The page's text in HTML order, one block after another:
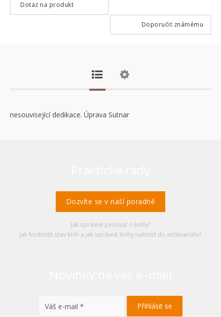
Dotaz na produkt
Doporučit známému
nesouvisející dedikace. Úprava Sutnar
Dozvíte se v naší poradně
Jak správně pečovat o knihy?
Jak hodnotit stav knih a jak správně knihy nabízet do antikvariátu?